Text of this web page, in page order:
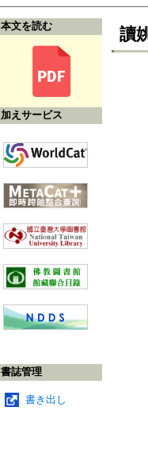
本文を読む
加えサービス
書誌管理
書き出し
讀